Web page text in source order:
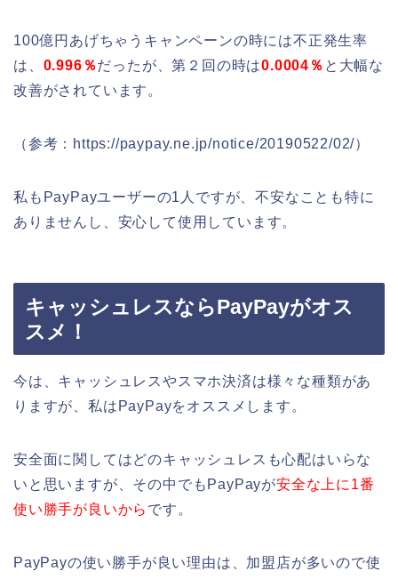
100億円あげちゃうキャンペーンの時には不正発生率
は、 0.996％だったが、第２回の時は0.0004 ％ と大幅な
改善がされています。
（参考：https://paypay.ne.jp/notice/20190522/02/）
私もPayPayユーザーの1人ですが、不安なことも特に
ありませんし、安心して使用しています。
キャッシュレスならPayPayがオス
スメ！
今は、キャッシュレスやスマホ決済は様々な種類があ
りますが、私はPayPayをオススメします。
安全面に関してはどのキャッシュレスも心配はいらな
いと思いますが、その中でもPayPayが安全な上に1番
使い勝手が良いから です。
PayPayの使い勝手が良い理由は、加盟店が多いので使